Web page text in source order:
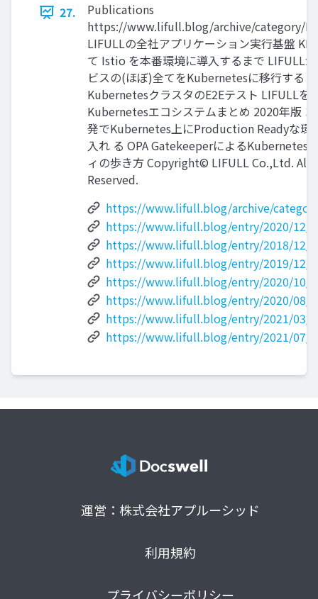
27.
Publications
https://www.lifull.blog/archive/category/
LIFULLの全社アプリケーション実行基盤
て Istio を本番環境に導入するまで LIFULL
ビスの(ほぼ)全てをKubernetesに移行する
KubernetesクラスタのE2Eテスト LIFULLを
Kubernetesエコシステムまとめ 2020年版
発でKubernetes上にProduction Readyな環
入れ る OPA GatekeeperによるKubernetes
ィの歩き方 Copyright© LIFULL Co.,Ltd. All
Reserved.
https://www.lifull.blog/archive/
https://www.lifull.blog/entry/2020/12/
https://www.lifull.blog/entry/2018/12/
https://www.lifull.blog/entry/2019/12/
https://www.lifull.blog/entry/2020/10/
https://www.lifull.blog/entry/2020/08/
https://www.lifull.blog/entry/2021/03/
https://www.lifull.blog/entry/2021/07/
運営：株式会社アプルーシッド
利用規約
プライバシーポリシー